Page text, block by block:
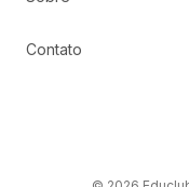
Contato